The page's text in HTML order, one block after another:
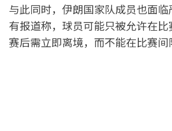
与此同时，伊朗国家队成员也面临
有报道称，球员可能只被允许在比
赛后需立即离境，而不能在比赛间